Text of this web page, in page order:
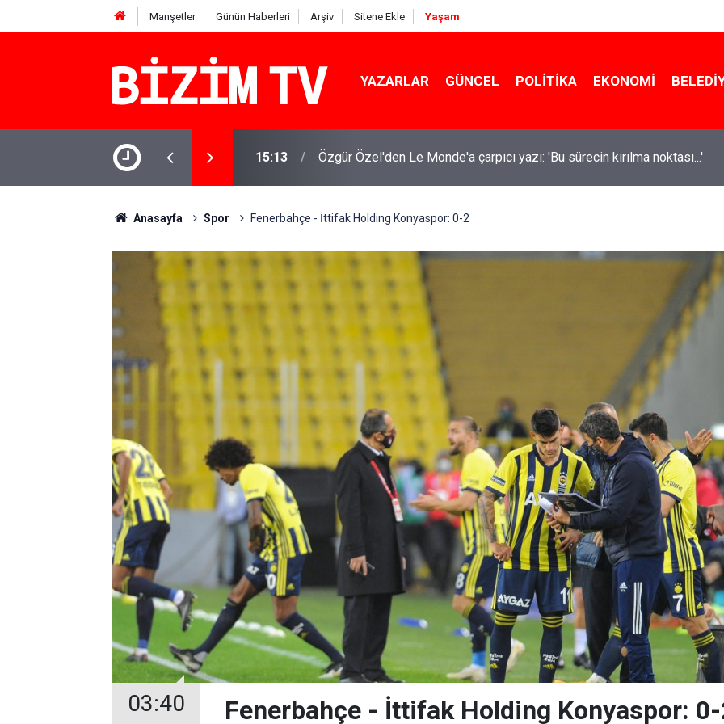
Manşetler Günün Haberleri Arşiv Sitene Ekle Yaşam
YAZARLAR GÜNCEL POLITIKA EKONOMI
yazı: 'Bu sürecin kırılma noktası...' 11:01
Muhalif belediye başkanları gizli tanık ifadeleriyle tutuklanırken Melih
için ‘izin’ çıkmadı!
Anasayfa Spor Fenerbahçe - İttifak Holding Konyaspor: 0-2
03:40 Fenerbahçe - İttifak Holding Konyaspor: